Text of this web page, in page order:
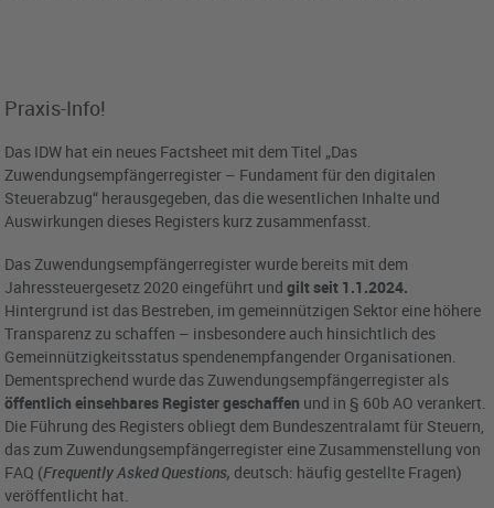
Praxis-Info!
Das IDW hat ein neues Factsheet mit dem Titel „Das
Zuwendungsempfängerregister – Fundament für den digitalen
Steuerabzug“ herausgegeben, das die wesentlichen Inhalte und
Auswirkungen dieses Registers kurz zusammenfasst.
Das Zuwendungsempfängerregister wurde bereits mit dem
Jahressteuergesetz 2020 eingeführt undgilt seit 1.1.2024.
Hintergrund ist das Bestreben, im gemeinnützigen Sektor eine höhere
Transparenz zu schaffen – insbesondere auch hinsichtlich des
Gemeinnützigkeitsstatus spendenempfangender Organisationen.
Dementsprechend wurde das Zuwendungsempfängerregister als
öffentlich einsehbares Register geschaffen und in § 60b AO verankert.
Die Führung des Registers obliegt dem Bundeszentralamt für Steuern,
das zum Zuwendungsempfängerregister eine Zusammenstellung von
FAQ (Frequently Asked Questions, deutsch: häufig gestellte Fragen)
veröffentlicht hat.